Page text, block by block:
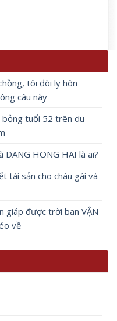
tôi đòi ly hôn
câu này
bỏng tuổi 52 trên du
DANG HONG HAI là ai?
tài sản cho cháu gái và
giáp được trời ban VẬN
về